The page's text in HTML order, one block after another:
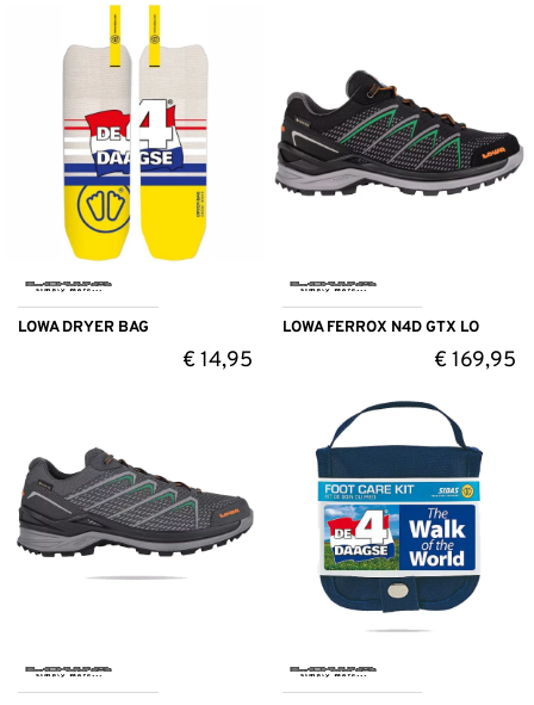
LOWA DRYER BAG
€14,95
LOWA FERROX N4D GTX LO
€169,95